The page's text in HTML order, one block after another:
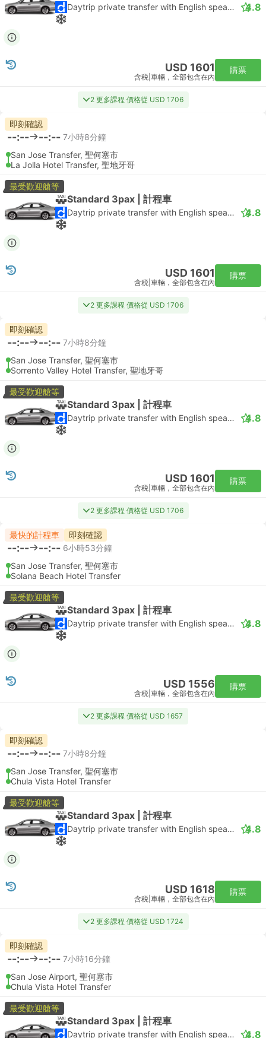
Daytrip private transfer with English speaking driver 4.8
USD 1601
含税 車輛，全部包含在內
購票
2 更多課程 價格從 USD 1706
即刻確認
--:-- --:-- 7小時8分鐘
San Jose Transfer, 聖何塞市
La Jolla Hotel Transfer, 聖地牙哥
最受歡迎艙等
Standard 3pax | 計程車
Daytrip private transfer with English speaking driver 4.8
USD 1601
含税 車輛，全部包含在內
購票
2 更多課程 價格從 USD 1706
即刻確認
--:-- --:-- 7小時8分鐘
San Jose Transfer, 聖何塞市
Sorrento Valley Hotel Transfer, 聖地牙哥
最受歡迎艙等
Standard 3pax | 計程車
Daytrip private transfer with English speaking driver 4.8
USD 1601
含税 車輛，全部包含在內
購票
2 更多課程 價格從 USD 1706
最快的計程車 即刻確認
--:-- --:-- 6小時53分鐘
San Jose Transfer, 聖何塞市
Solana Beach Hotel Transfer
最受歡迎艙等
Standard 3pax | 計程車
Daytrip private transfer with English speaking driver 4.8
USD 1556
含税 車輛，全部包含在內
購票
2 更多課程 價格從 USD 1657
即刻確認
--:-- --:-- 7小時8分鐘
San Jose Transfer, 聖何塞市
Chula Vista Hotel Transfer
最受歡迎艙等
Standard 3pax | 計程車
Daytrip private transfer with English speaking driver 4.8
USD 1618
含税 車輛，全部包含在內
購票
2 更多課程 價格從 USD 1724
即刻確認
--:-- --:-- 7小時16分鐘
San Jose Airport, 聖何塞市
Chula Vista Hotel Transfer
最受歡迎艙等
Standard 3pax | 計程車
Daytrip private transfer with English speaking driver 4.8